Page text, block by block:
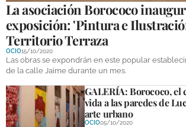
La asociación Borococo
exposición: 'Pintura e
Territorio Terraza
OCIO15/10/2020
Las obras se expondrán en este popular
de la calle Jaime durante un mes.
GALERÍA: Borococo, el
vida a las paredes de
arte urbano
OCIO05/10/2020